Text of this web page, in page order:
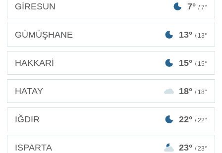
GİRESUN 7° / 7°
GÜMÜŞHANE 13° / 13°
HAKKARİ 15° / 15°
HATAY 18° / 18°
IĞDIR 22° / 22°
ISPARTA 23° / 23°